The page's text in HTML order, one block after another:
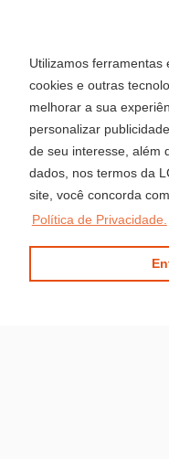
Utilizamos ferramentas
cookies e outras
melhorar a sua
personalizar
de seu interesse, além
dados, nos termos da
site, você concorda
Política de Privacidade.
Balneário Camboriú
CEP: 88330-407
Telefone: (47) 3514-
(47) 3344-5942 /